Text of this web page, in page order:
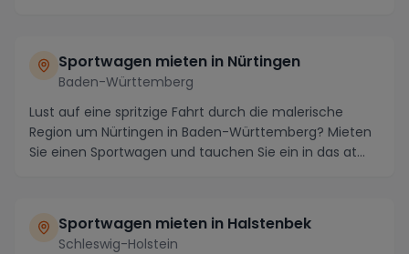
Sportwagen mieten in Nürtingen
Baden-Württemberg
Lust auf eine spritzige Fahrt durch die malerische
Region um Nürtingen in Baden-Württemberg? Mieten
Sie einen Sportwagen und tauchen Sie ein in das at...
Sportwagen mieten in Halstenbek
Schleswig-Holstein